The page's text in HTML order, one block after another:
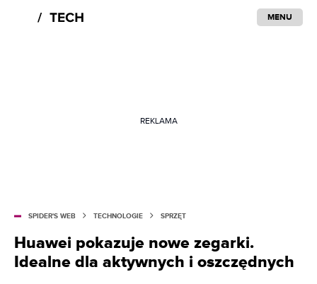
MENU
REKLAMA
SPIDER'S WEB TECHNOLOGIE SPRZĘT
Huawei pokazuje nowe zegarki.
Idealne dla aktywnych i oszczędnych